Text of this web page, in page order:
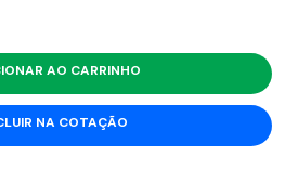
AO CARRINHO
NA COTAÇÃO